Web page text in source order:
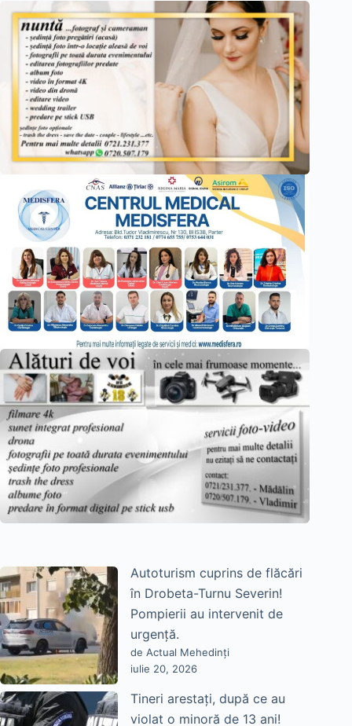
Autoturism cuprins de flăcări
în Drobeta-Turnu Severin!
Pompierii au intervenit de
urgență.
de Actual Mehedinți
iulie 20, 2026
Tineri arestați, după ce au
violat o minoră de 13 ani!